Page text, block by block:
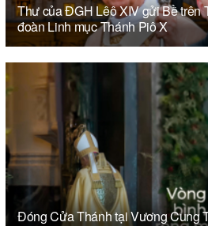
Thư của ĐGH Lêô XIV gửi Bề trên
đoàn Linh mục Thánh Piô X
Đóng Cửa Thánh tại Vương Cung